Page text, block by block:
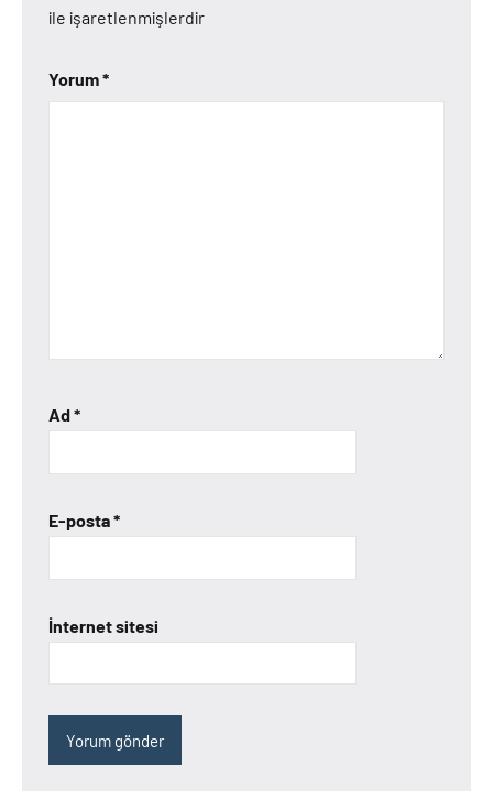
ile işaretlenmişlerdir
Yorum*
Ad*
E-posta*
İnternet sitesi